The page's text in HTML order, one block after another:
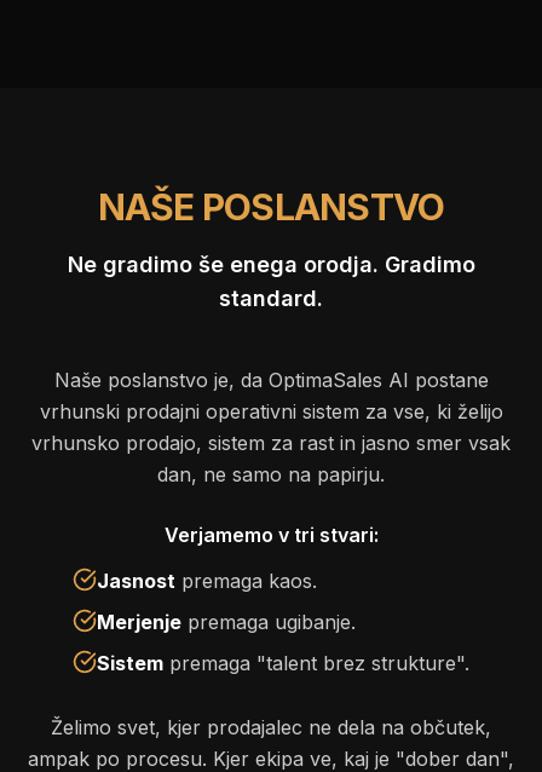
NAŠE POSLANSTVO
Ne gradimo še enega orodja. Gradimo
standard.
Naše poslanstvo je, da OptimaSales AI postane
vrhunski prodajni operativni sistem za vse, ki želijo
vrhunsko prodajo, sistem za rast in jasno smer vsak
dan, ne samo na papirju.
Verjamemo v tri stvari:
Jasnost premaga kaos.
Merjenje premaga ugibanje.
Sistem premaga "talent brez strukture".
Želimo svet, kjer prodajalec ne dela na občutek,
ampak po procesu. Kjer ekipa ve, kaj je "dober dan",